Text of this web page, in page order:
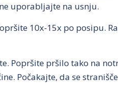
uporabljajte na usnju.
10x-15x po posipu.
Popršite pršilo tako na
Počakajte, da se